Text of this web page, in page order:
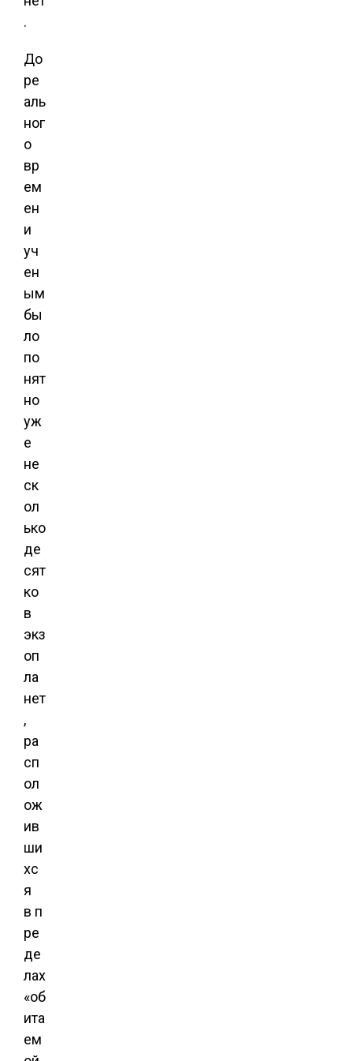
.
До
ре
аль
ног
о
вр
ем
ен
и
уч
ен
ым
бы
ло
по
нят
но
уж
е
не
ск
ол
ько
де
сят
ко
в
экз
оп
ла
нет
,
ра
сп
ол
ож
ив
ши
хс
я
в п
ре
де
лах
«об
ита
ем